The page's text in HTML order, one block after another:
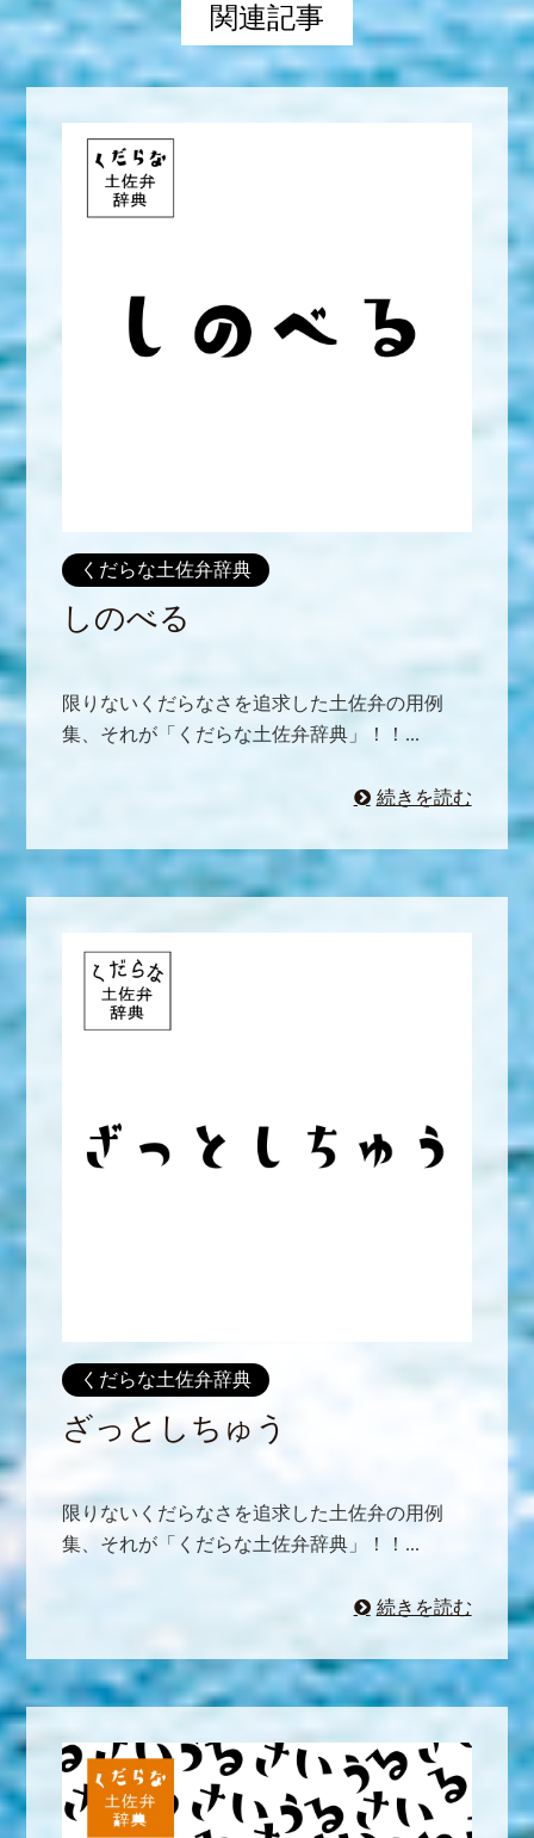
関連記事
くだらな土佐弁辞典
しのべる
限りないくだらなさを追求した土佐弁の用例
集、それが「くだらな土佐弁辞典」！！...
続きを読む
くだらな土佐弁辞典
ざっとしちゅう
限りないくだらなさを追求した土佐弁の用例
集、それが「くだらな土佐弁辞典」！！...
続きを読む